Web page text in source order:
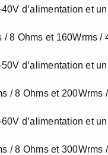
d’alimentation et
/ 8 Ohms et 160Wrms /
d’alimentation et
/ 8 Ohms et 200Wrms
d’alimentation et
/ 8 Ohms et 300Wrms